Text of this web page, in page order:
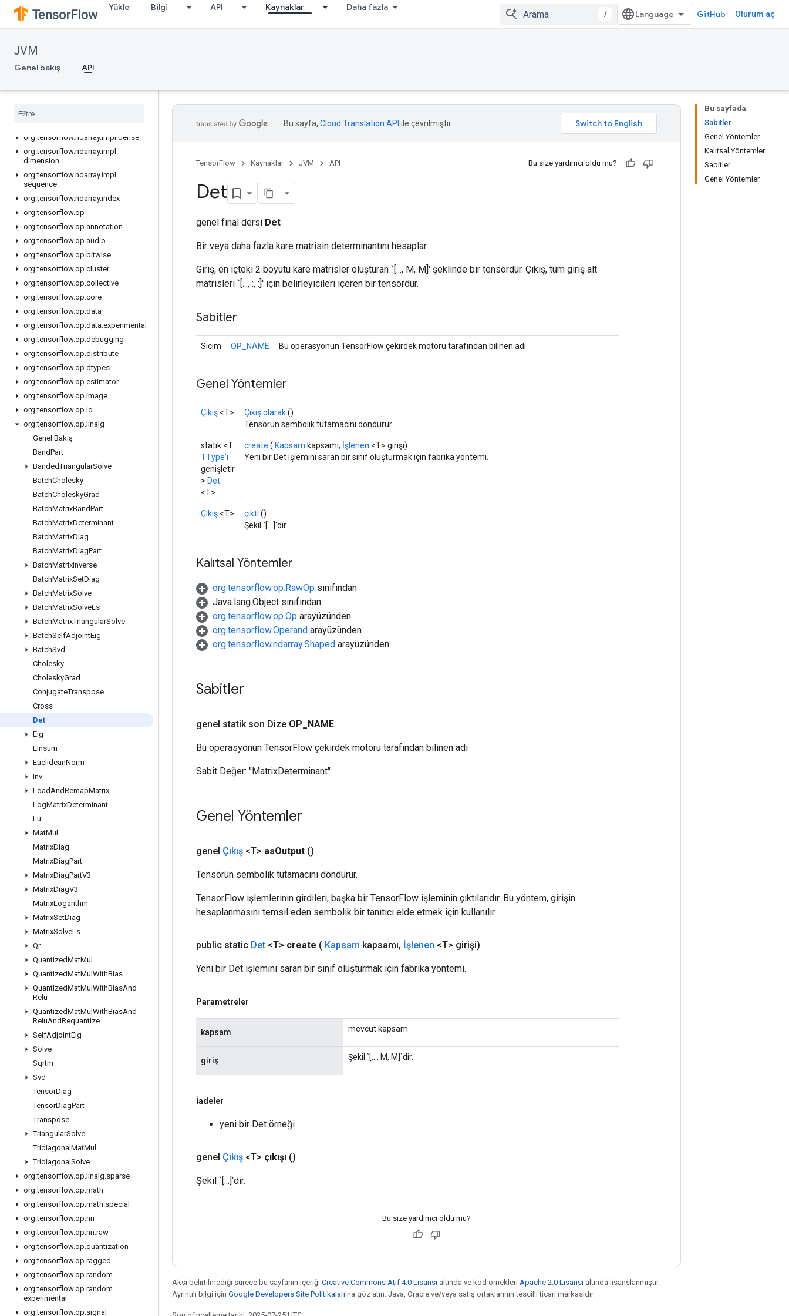
Yükle Bilgi API Kaynaklar Daha fazla
/ GitHub Oturum aç
JVM
Genel bakış API
org.tensorflow.ndarray.buffer.layout
org.tensorflow.ndarray.impl
org.tensorflow.ndarray.impl.buffer.adapter
org.tensorflow.ndarray.impl.buffer.misc
org.tensorflow.ndarray.impl.buffer.
org
org.tensorflow.ndarray.impl.dense
org.tensorflow.ndarray.impl .
dimension
org.tensorflow.ndarray.impl .
sequence
org.tensorflow.ndarray.index
org.tensorflow.op
org.tensorflow.op.annotation
org.tensorflow.op.audio
org.tensorflow.op.bitwise
org.tensorflow.op.cluster
org.tensorflow.op.collective
org.tensorflow.op.core
org.tensorflow.op.data
org.tensorflow.op.data.experimental
org.tensorflow.op.debugging
org.tensorflow.op.distribute
org.tensorflow.op.dtypes
org.tensorflow.op.estimator
org.tensorflow.op.image
org.tensorflow.op.io
org.tensorflow.op. linalg
Genel Bakış
BandPart
BandedTriangularSolve
BatchCholesky
BatchCholeskyGrad
BatchMatrixBandPart
BatchMatrixDeterminant
BatchMatrixDiag
BatchMatrixDiagPart
BatchMatrixInverse
BatchMatrixSetDiag
BatchMatrixSolve
BatchMatrixSolveLs
BatchMatrixTriangularSolve
BatchSelfAdjointEig
BatchSvd
Cholesky
CholeskyGrad
ConjugateTranspose
Cross
Det
Eig
Einsum
EuclideanNorm
Inv
LoadAndRemapMatrix
LogMatrixDeterminant
Lu
MatMul
MatrixDiag
MatrixDiagPart
MatrixDiagPartV3
MatrixDiagV3
MatrixLogarithm
MatrixSetDiag
MatrixSolveLs
Qr
QuantizedMatMul
QuantizedMatMul WithBias
QuantizedMatMul WithBiasAnd
Relu
QuantizedMatMul WithBiasAnd
ReluAndRequantize
SelfAdjointEig
Solve
Sqrtm
Svd
TensorDiag
TensorDiagPart
Transpose
TriangularSolve
Tridiagonal MatMul
Tridiagonal Solve
org.tensorflow.op. linalg.sparse
org.tensorflow.op.math
org.tensorflow.op.math.special
org.tensorflow.op.nn
org.tensorflow.op.nn.raw
org.tensorflow.op.quantization
org.tensorflow.op.ragged
org.tensorflow.op.random
org.tensorflow.op.random.
experimental
org.tensorflow.op.signal
Bu sayfada
Sabitler
Genel Yöntemler
Kalıtsal Yöntemler
Sabitler
Genel Yöntemler
Bu sayfa, Cloud Translation API ile çevrilmiştir.
TensorFlow Kaynaklar JVM API Bu size yardımcı oldu mu?
Det
genel final dersi Det
Bir veya daha fazla kare matrisin determinantını hesaplar.
Giriş, en içteki 2 boyutu kare matrisler oluşturan `[..., M, M]' şeklinde bir tensördür. Çıkış, tüm giriş alt
matrisleri `[..., :, :]' için belirleyicileri içeren bir tensördür.
Sabitler
Sicim OP_NAME Bu operasyonun TensorFlow çekirdek motoru tarafından bilinen adı
Genel Yöntemler
Çıkış <T> Çıkış olarak()
Tensörün sembolik tutamacını döndürür.
statik <T
TType'ı
genişletir
> Det
<T>
create ( Kapsam kapsamı, İşlenen <T> girişi)
Yeni bir Det işlemini saran bir sınıf oluşturmak için fabrika yöntemi.
Çıkış <T> çıktı ()
Şekil `[...]'dir.
Kalıtsal Yöntemler
org.tensorflow.op.RawOp sınıfından
Java.lang.Object sınıfından
org.tensorflow.op.Op arayüzünden
org.tensorflow.Operand arayüzünden
org.tensorflow.ndarray.Shaped arayüzünden
Sabitler
genel statik son Dize OP NAME
Bu operasyonun TensorFlow çekirdek motoru tarafından bilinen adı
Sabit Değer: "MatrixDeterminant"
Genel Yöntemler
genel Çıkış <T> asOutput ()
Tensörün sembolik tutamacını döndürür.
TensorFlow işlemlerinin girdileri, başka bir TensorFlow işleminin çıktılarıdır. Bu yöntem, girişin
hesaplanmasını temsil eden sembolik bir tanıtıcı elde etmek için kullanılır.
public static Det <T> create ( Kapsam kapsamı, İşlenen <T> girişi)
Yeni bir Det işlemini saran bir sınıf oluşturmak için fabrika yöntemi.
Parametreler
kapsam mevcut kapsam
giriş Şekil `[..., M, M]`dir.
İadeler
yeni bir Det örneği
genel Çıkış <T> çıkışı ()
Şekil `[...]'dir.
Bu size yardımcı oldu mu?
Aksi belirtilmediği sürece bu sayfanın içeriği Creative Commons Atıf 4.0 Lisansı altında ve kod örnekleri Apache 2.0 Lisansı altında lisanslanmıştır.
Ayrıntılı bilgi için Google Developers Site Politikaları'na göz atın. Java, Oracle ve/veya satış ortaklarının tescilli ticari markasıdır.